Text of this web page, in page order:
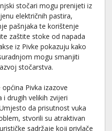
stočari mogu prenijeti iz
električnih pastira,
pašnjaka te korištenje
zaštite stoke od napada
iz Pivke pokazuju kako
mogu smanjiti
stočarstva.
Pivka izazove
i drugih velikih zvijeri
da prisutnost vuka
stvorili su atraktivan
sadržaje koji privlače